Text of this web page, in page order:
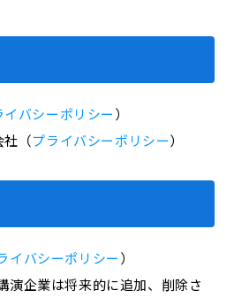
イバシーポリシー）
（プライバシーポリシー）
イバシーポリシー）
企業は将来的に追加、削除さ